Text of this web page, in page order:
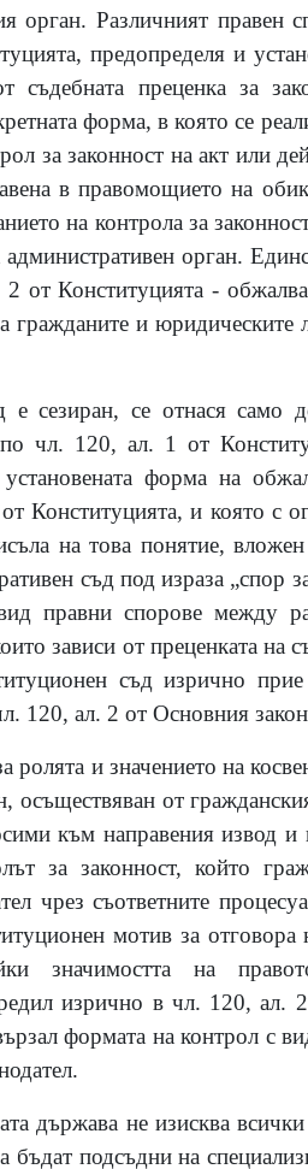
орган. Различният правен
предопределя и
преценка за
форма, в която се
за законност на акт или
в правомощието на
на контрола за
орган.
Конституцията -
гражданите и юридическите
е сезиран, се отнася само
чл. 120, ал. 1 от
форма на
Конституцията, и която с
на това понятие,
съд под израза „спор за
правни спорове между
зависи от преценката на
съд изрично
120, ал. 2 от Основния
и значението на
осъществяван от
към направения извод и
за законност, който
чрез съответните
мотив за отговора
значимостта на
изрично в чл. 120, ал.
формата на контрол с
държава не изисква всички
бъдат подсъдни на